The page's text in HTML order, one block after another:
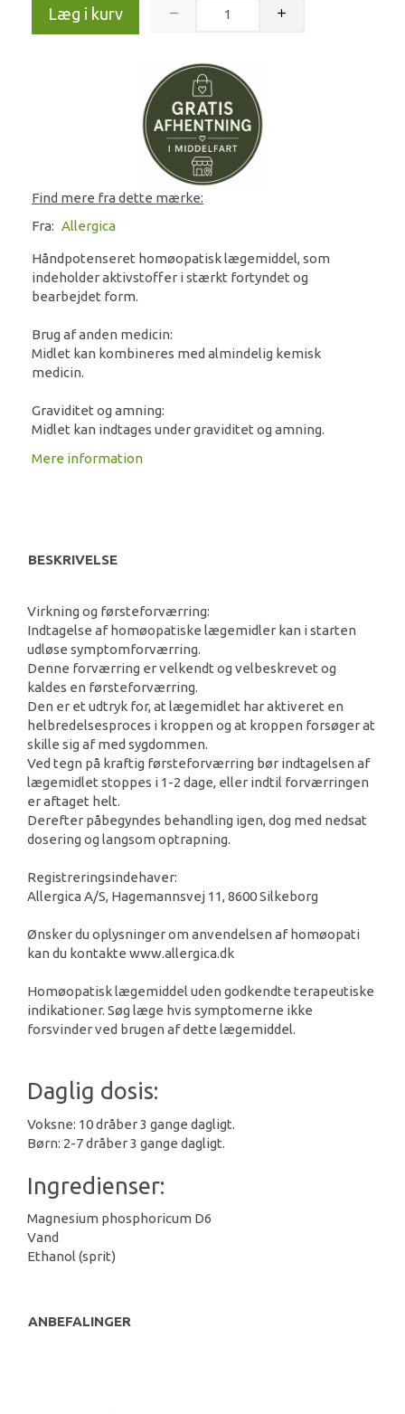
Læg i kurv
Find mere fra dette mærke:
Fra: Allergica
Håndpotenseret homøopatisk lægemiddel, som
indeholder aktivstoffer i stærkt fortyndet og
bearbejdet form.
Brug af anden medicin:
Midlet kan kombineres med almindelig kemisk
medicin.
Graviditet og amning:
Midlet kan indtages under graviditet og amning.
Mere information
BESKRIVELSE
Virkning og førsteforværring:
Indtagelse af homøopatiske lægemidler kan i starten
udløse symptomforværring.
Denne forværring er velkendt og velbeskrevet og
kaldes en førsteforværring.
Den er et udtryk for, at lægemidlet har aktiveret en
helbredelsesproces i kroppen og at kroppen forsøger at
skille sig af med sygdommen.
Ved tegn på kraftig førsteforværring bør indtagelsen af
lægemidlet stoppes i 1-2 dage, eller indtil forværringen
er aftaget helt.
Derefter påbegyndes behandling igen, dog med nedsat
dosering og langsom optrapning.
Registreringsindehaver:
Allergica A/S, Hagemannsvej 11, 8600 Silkeborg
Ønsker du oplysninger om anvendelsen af homøopati
kan du kontakte www.allergica.dk
Homøopatisk lægemiddel uden godkendte terapeutiske
indikationer. Søg læge hvis symptomerne ikke
forsvinder ved brugen af dette lægemiddel.
Daglig dosis:
Voksne: 10 dråber 3 gange dagligt.
Børn: 2-7 dråber 3 gange dagligt.
Ingredienser:
Magnesium phosphoricum D6
Vand
Ethanol (sprit)
ANBEFALINGER